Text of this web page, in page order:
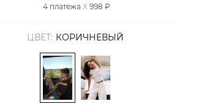
4 платежаX 998 ₽
ЦВЕТ: КОРИЧНЕВЫЙ